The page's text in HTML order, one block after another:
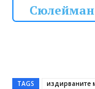
TAGS издирваните